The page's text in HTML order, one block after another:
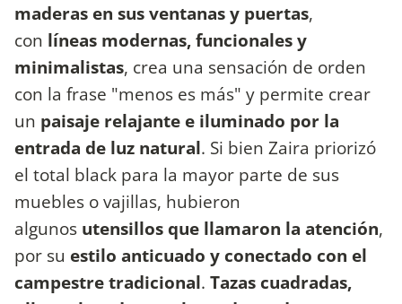
maderas en sus ventanas y puertas,
con líneas modernas, funcionales y
minimalistas, crea una sensación de orden
con la frase "menos es más" y permite crear
un paisaje relajante e iluminado por la
entrada de luz natural. Si bien Zaira priorizó
el total black para la mayor parte de sus
muebles o vajillas, hubieron
algunos utensillos que llamaron la atención,
por su estilo anticuado y conectado con el
campestre tradicional. Tazas cuadradas,